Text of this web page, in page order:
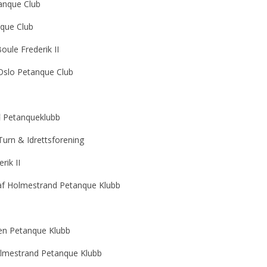
Club
Club
Frederik II
Petanque Club
& Idrettsforening
II
Holmestrand Petanque Klubb
Petanque Klubb
Petanque Klubb